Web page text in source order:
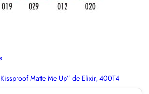
Matte Me Up” de Elixir, 400T4